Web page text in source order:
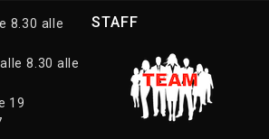
8.30 alle
8.30 alle
19
STAFF